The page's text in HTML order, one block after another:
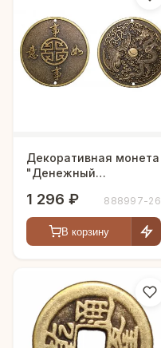
Декоративная монета
"Денежный
1 296 ₽ 888997-26
В корзину